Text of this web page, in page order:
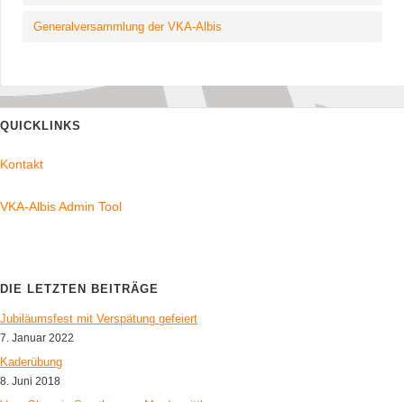
Generalversammlung der VKA-Albis
QUICKLINKS
Kontakt
VKA-Albis Admin Tool
DIE LETZTEN BEITRÄGE
Jubiläumsfest mit Verspätung gefeiert
7. Januar 2022
Kaderübung
8. Juni 2018